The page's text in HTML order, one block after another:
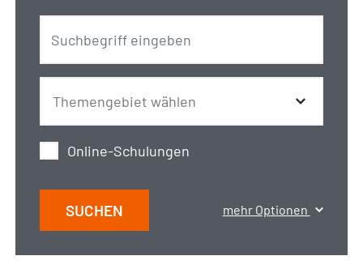
Online-Schulungen
SUCHEN mehr Optionen